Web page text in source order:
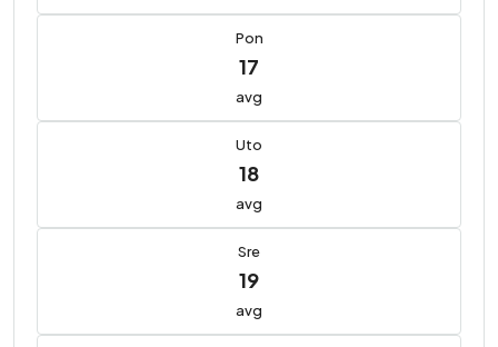
Pon
17
avg
Uto
18
avg
Sre
19
avg